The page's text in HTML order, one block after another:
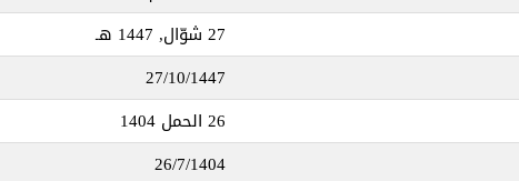
27 شوّال, 1447 هـ
27/10/1447
26 الحمل 1404
26/7/1404